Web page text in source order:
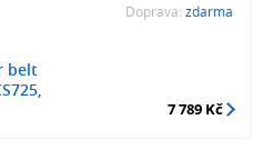
belt
Doprava: zdarma
7 789 Kč